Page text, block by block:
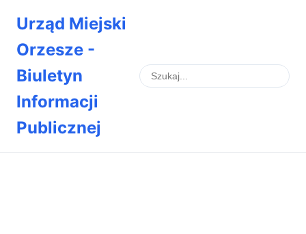
Urząd Miejski
Orzesze -
Biuletyn
Informacji
Publicznej